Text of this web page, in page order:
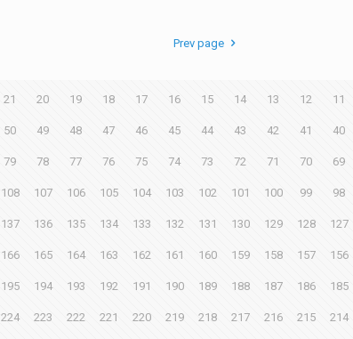
Prev page
11
12
13
14
15
16
17
18
19
20
21
40
41
42
43
44
45
46
47
48
49
50
69
70
71
72
73
74
75
76
77
78
79
98
99
100
101
102
103
104
105
106
107
108
127
128
129
130
131
132
133
134
135
136
137
156
157
158
159
160
161
162
163
164
165
166
185
186
187
188
189
190
191
192
193
194
195
214
215
216
217
218
219
220
221
222
223
224